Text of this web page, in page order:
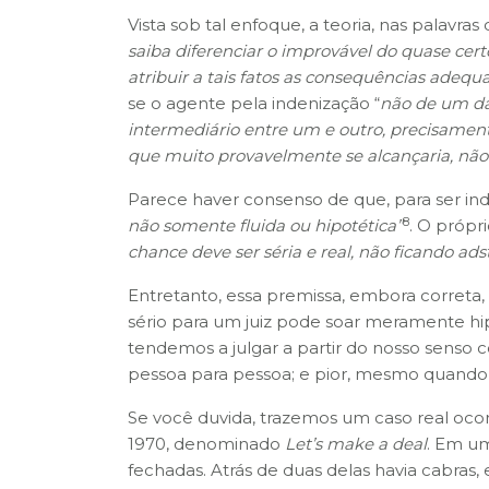
Vista sob tal enfoque, a teoria, nas palavras
saiba diferenciar o improvável do quase
atribuir a tais fatos as consequências
se o agente pela indenização “não de um
intermediário entre um e outro,
que muito provavelmente se alcançaria,
Parece haver consenso de que, para ser
não somente fluida ou hipotética”8. O
chance deve ser séria e real, não ficando
Entretanto, essa premissa, embora
sério para um juiz pode soar meramente
tendemos a julgar a partir do nosso senso
pessoa para pessoa; e pior, mesmo
Se você duvida, trazemos um caso real
1970, denominado Let’s make a deal. Em
fechadas. Atrás de duas delas havia